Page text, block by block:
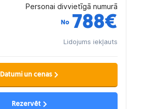
Personai divvietīgā numurā
No 788€
Lidojums iekļauts
Datumi un cenas
Rezervēt